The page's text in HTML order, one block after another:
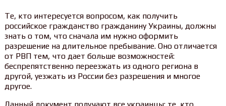
Те, кто интересуется вопросом, как получить
российское гражданство гражданину Украины, должны
знать о том, что сначала им нужно оформить
разрешение на длительное пребывание. Оно отличается
от РВП тем, что дает больше возможностей:
беспрепятственно переезжать из одного региона в
другой, уезжать из России без разрешения и многое
другое.